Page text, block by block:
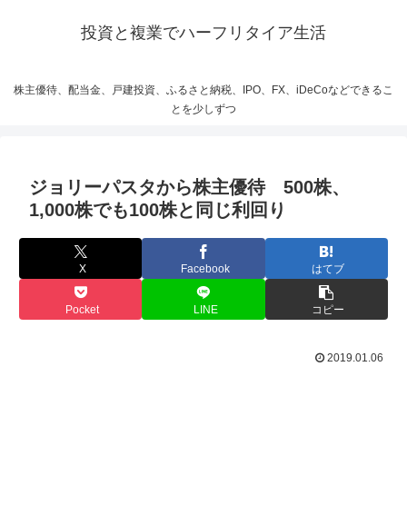
投資と複業でハーフリタイア生活
株主優待、配当金、戸建投資、ふるさと納税、IPO、FX、iDeCoなどできるこ
とを少しずつ
ジョリーパスタから株主優待 500株、
1,000株でも100株と同じ利回り
X Facebook はてブ
Pocket LINE コピー
2019.01.06